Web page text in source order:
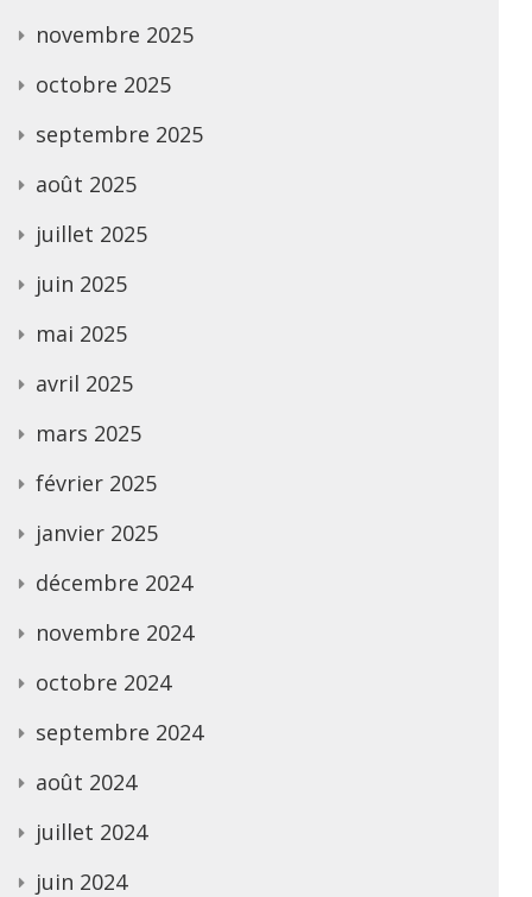
novembre 2025
octobre 2025
septembre 2025
août 2025
juillet 2025
juin 2025
mai 2025
avril 2025
mars 2025
février 2025
janvier 2025
décembre 2024
novembre 2024
octobre 2024
septembre 2024
août 2024
juillet 2024
juin 2024